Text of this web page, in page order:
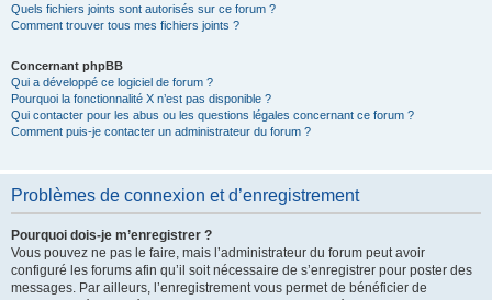
Quels fichiers joints sont autorisés sur ce forum ?
Comment trouver tous mes fichiers joints ?
Concernant phpBB
Qui a développé ce logiciel de forum ?
Pourquoi la fonctionnalité X n’est pas disponible ?
Qui contacter pour les abus ou les questions légales concernant ce forum ?
Comment puis-je contacter un administrateur du forum ?
Problèmes de connexion et d’enregistrement
Pourquoi dois-je m’enregistrer ?
Vous pouvez ne pas le faire, mais l’administrateur du forum peut avoir
configuré les forums afin qu’il soit nécessaire de s’enregistrer pour poster des
messages. Par ailleurs, l’enregistrement vous permet de bénéficier de